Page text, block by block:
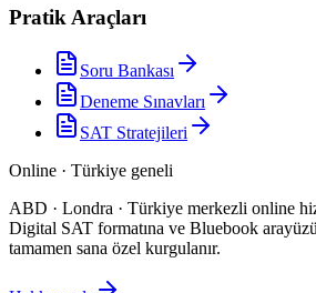
Pratik Araçları
Soru Bankası
Deneme Sınavları
SAT Stratejileri
Online · Türkiye geneli
ABD · Londra · Türkiye merkezli online
Digital SAT formatına ve Bluebook
tamamen sana özel kurgulanır.